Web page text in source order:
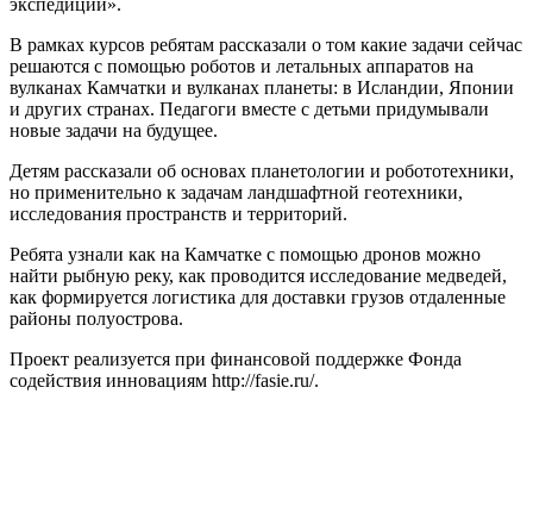
В рамках курсов ребятам рассказали о том какие задачи сейчас
решаются с помощью роботов и летальных аппаратов на
вулканах Камчатки и вулканах планеты: в Исландии, Японии
и других странах. Педагоги вместе с детьми придумывали
новые задачи на будущее.
Детям рассказали об основах планетологии и робототехники,
но применительно к задачам ландшафтной геотехники,
исследования пространств и территорий.
Ребята узнали как на Камчатке с помощью дронов можно
найти рыбную реку, как проводится исследование медведей,
как формируется логистика для доставки грузов отдаленные
районы полуострова.
Проект реализуется при финансовой поддержке Фонда
содействия инновациям http://fasie.ru/.